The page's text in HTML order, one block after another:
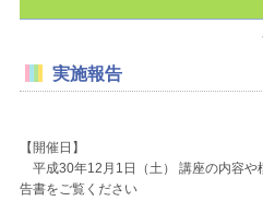
実施報告
【開催日】
平成30年12月1日（土） 講座の内容や
告書をご覧ください